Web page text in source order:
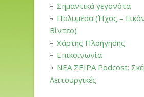
Σημαντικά γεγονότα
Πολυμέσα (Ήχος –
Βίντεο)
Χάρτης Πλοήγησης
Επικοινωνία
ΝΕΑ ΣΕΙΡΑ Podcost:
Λειτουργικές